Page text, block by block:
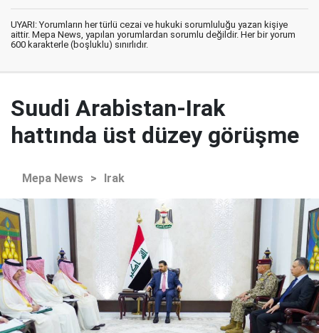
UYARI: Yorumların her türlü cezai ve hukuki sorumluluğu yazan kişiye
aittir. Mepa News, yapılan yorumlardan sorumlu değildir. Her bir yorum
600 karakterle (boşluklu) sınırlıdır.
Suudi Arabistan-Irak
hattında üst düzey görüşme
Mepa News > Irak